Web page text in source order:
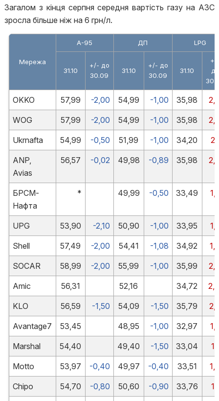
Загалом з кінця серпня середня вартість газу на АЗС
зросла більше ніж на 6 грн/л.
Мережа
A-95 ДП LPG
31.10
+/- до
30.09
31.10
+/- до
30.09
31.10
до
OKKO 57,99 -2,00 54,99 -1,00 35,98
WOG 57,99 -2,00 54,99 -1,00 35,98
Ukrnafta 54,99 -0,50 51,99 -1,00 34,20
ANP,
Avias
56,57 -0,02 49,98 -0,89 35,98
БРСМ-
Нафта
* 49,99 -0,50 33,49
UPG 53,90 -2,10 50,90 -1,00 33,95
Shell 57,49 -2,00 54,41 -1,08 34,92
SOCAR 58,99 -2,00 55,99 -1,00 35,99
Amic 56,31 52,16 34,72
KLO 56,59 -1,50 54,09 -1,50 35,79
Avantage7 53,45 48,95 -1,00 32,97
Marshal 54,40 49,40 -1,50 33,04
Motto 53,97 -0,40 49,97 -0,40 33,51
Chipo 54,70 -0,80 50,60 -0,90 33,76